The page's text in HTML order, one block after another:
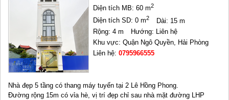
Diện tích MB: 60 m2
Diện tích SD: 0 m2
Dài: 15 m
Rộng: 4 m
Hướng: Liên hệ
Khu vực: Quận Ngô Quyền, Hải Phòng
Liên hệ:0795966555
Nhà đẹp 5 tầng có thang máy tuyến tại 2 Lê Hồng Phong.
Đường rộng 15m có vỉa hè, vị trí đẹp chỉ sau nhà mặt đường LHP